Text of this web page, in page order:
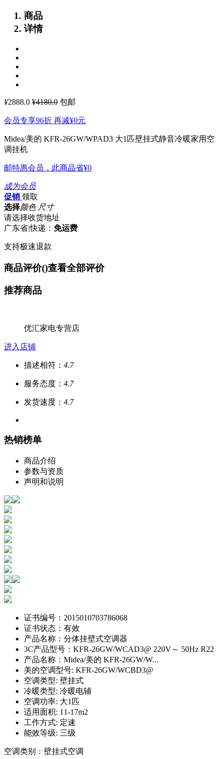
商品
详情
¥2888.0 ¥4180.0 包邮
会员专享96折 再减¥0元
Midea/美的 KFR-26GW/WPAD3 大1匹壁挂式静音冷暖家用空
调挂机
邮特惠会员，此商品省¥0
成为会员
促销 领取
选择颜色 尺寸
请选择收货地址
广东省|快递： 免运费
支持极速退款
商品评价()查看全部评价
推荐商品
优汇家电专营店
进入店铺
描述相符： 4.7
服务态度： 4.7
发货速度： 4.7
热销榜单
商品介绍
参数与资质
声明和说明
证书编号：2015010703786068
证书状态：有效
产品名称：分体挂壁式空调器
3C产品型号：KFR-26GW/WCAD3@ 220V～ 50Hz R22
产品名称：Midea/美的 KFR-26GW/W...
美的空调型号: KFR-26GW/WCBD3@
空调类型: 壁挂式
冷暖类型: 冷暖电辅
空调功率: 大1匹
适用面积: 11-17m2
工作方式: 定速
能效等级: 三级
空调类别：壁挂式空调